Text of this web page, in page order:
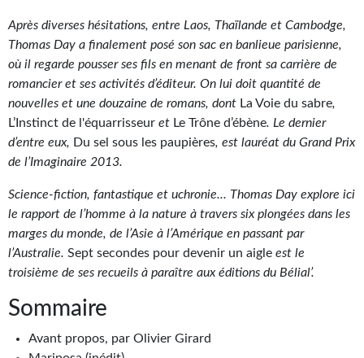
Revue de presse
Récompenses
Newsletter
Le Bélial' sur Youtube
LE BLOG BIFROST
Tous les articles
La Bibliothèque orbitale
Journal d'un homme des bois
CONTACT
Après diverses hésitations, entre Laos, Thaïlande et Cambodge,
Thomas Day a finalement posé son sac en banlieue parisienne,
où il regarde pousser ses fils en menant de front sa carrière de
romancier et ses activités d’éditeur. On lui doit quantité de
nouvelles et une douzaine de romans, dont La Voie du sabre,
L’Instinct de l'équarrisseur et Le Trône d’ébène. Le dernier
d’entre eux, Du sel sous les paupières, est lauréat du Grand Prix
de l’Imaginaire 2013.
Science-fiction, fantastique et uchronie... Thomas Day explore ici
le rapport de l’homme à la nature à travers six plongées dans les
marges du monde, de l’Asie à l’Amérique en passant par
l’Australie. Sept secondes pour devenir un aigle est le
troisième de ses recueils à paraître aux éditions du Bélial’.
Sommaire
Avant propos, par Olivier Girard